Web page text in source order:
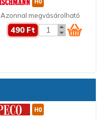
Azonnal megvásárolható
490 Ft